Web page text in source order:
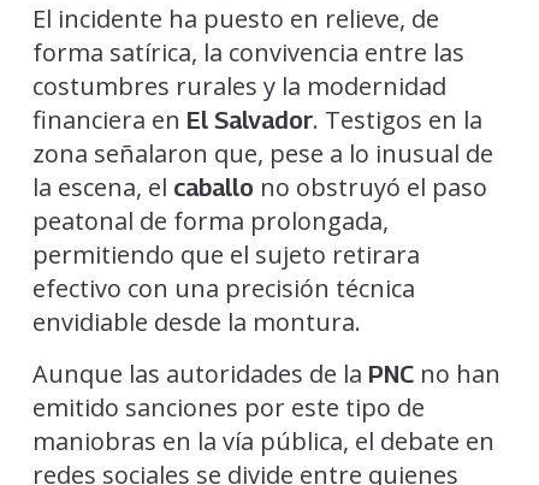
El incidente ha puesto en relieve, de
forma satírica, la convivencia entre las
costumbres rurales y la modernidad
financiera en El Salvador. Testigos en la
zona señalaron que, pese a lo inusual de
la escena, el caballo no obstruyó el paso
peatonal de forma prolongada,
permitiendo que el sujeto retirara
efectivo con una precisión técnica
envidiable desde la montura.
Aunque las autoridades de la PNCno han
emitido sanciones por este tipo de
maniobras en la vía pública, el debate en
redes sociales se divide entre quienes